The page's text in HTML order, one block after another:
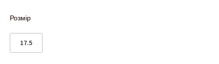
Розмір
17.5